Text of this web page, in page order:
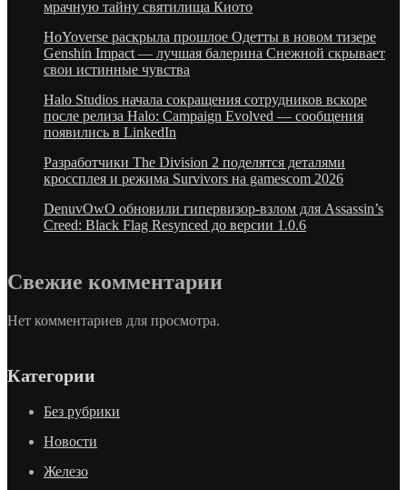
мрачную тайну святилища Киото
HoYoverse раскрыла прошлое Одетты в новом тизере
Genshin Impact — лучшая балерина Снежной скрывает
свои истинные чувства
Halo Studios начала сокращения сотрудников вскоре
после релиза Halo: Campaign Evolved — сообщения
появились в LinkedIn
Разработчики The Division 2 поделятся деталями
кроссплея и режима Survivors на gamescom 2026
DenuvOwO обновили гипервизор-взлом для Assassin’s
Creed: Black Flag Resynced до версии 1.0.6
Свежие комментарии
Нет комментариев для просмотра.
Категории
Без рубрики
Новости
Железо